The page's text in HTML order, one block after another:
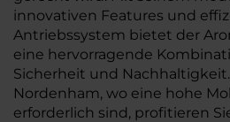
innovativen Features und
Antriebssystem bietet der
eine hervorragende
Sicherheit und
Nordenham, wo eine hohe
erforderlich sind, profitieren